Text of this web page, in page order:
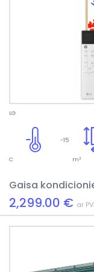
LG
m²
-15
C
Gaisa
2,299.00 € ar